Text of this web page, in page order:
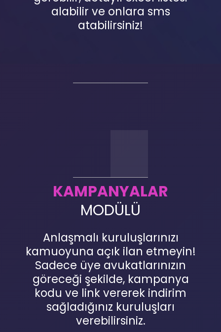
alabilir ve onlara sms
atabilirsiniz!
KAMPANYALAR
MODÜLÜ
Anlaşmalı kuruluşlarınızı
kamuoyuna açık ilan etmeyin!
Sadece üye avukatlarınızın
göreceği şekilde, kampanya
kodu ve link vererek indirim
sağladığınız kuruluşları
verebilirsiniz.